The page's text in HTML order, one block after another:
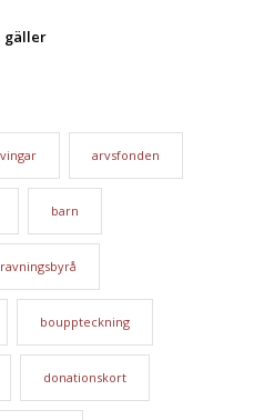
gäller
arvsfonden
barn
bouppteckning
donationskort